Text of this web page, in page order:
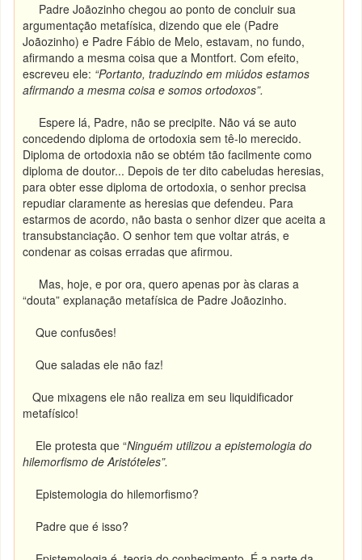
Padre Joãozinho chegou ao ponto de concluir sua
argumentação metafísica, dizendo que ele (Padre
Joãozinho) e Padre Fábio de Melo, estavam, no fundo,
afirmando a mesma coisa que a Montfort. Com efeito,
escreveu ele: “Portanto, traduzindo em miúdosestamos
afirmando a mesma coisa e somos ortodoxos”.
Espere lá, Padre, não se precipite. Não vá se auto
concedendo diploma de ortodoxia sem tê-lo merecido.
Diploma de ortodoxia não se obtém tão facilmente como
diploma de doutor... Depois de ter dito cabeludas heresias,
para obter esse diploma de ortodoxia, o senhor precisa
repudiar claramente as heresias que defendeu. Para
estarmos de acordo, não basta o senhor dizer que aceita a
transubstanciação. O senhor tem que voltar atrás, e
condenar as coisas erradas que afirmou.
Mas, hoje, e por ora, quero apenas por às claras a
“douta” explanação metafísica de Padre Joãozinho.
Que confusões!
Que saladas ele não faz!
Que mixagens ele não realiza em seu liquidificador
metafísico!
Ele protesta que “Ninguém utilizou a epistemologia do
hilemorfismo de Aristóteles”.
Epistemologia do hilemorfismo?
Padre que é isso?